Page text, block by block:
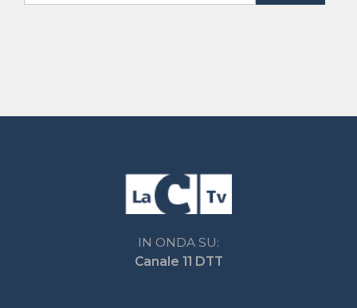
Lactv.it © - DIEMMECOM Società Editoriale Srl